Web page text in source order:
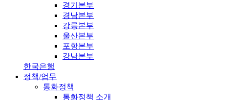
경기본부
경남본부
강릉본부
울산본부
포항본부
강남본부
한국은행
정책/업무
통화정책
통화정책 소개